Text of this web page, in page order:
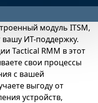
модуль ITSM,
ИТ-поддержку.
Tactical RMM в этот
свои процессы
с вашей
выгоду от
устройств,